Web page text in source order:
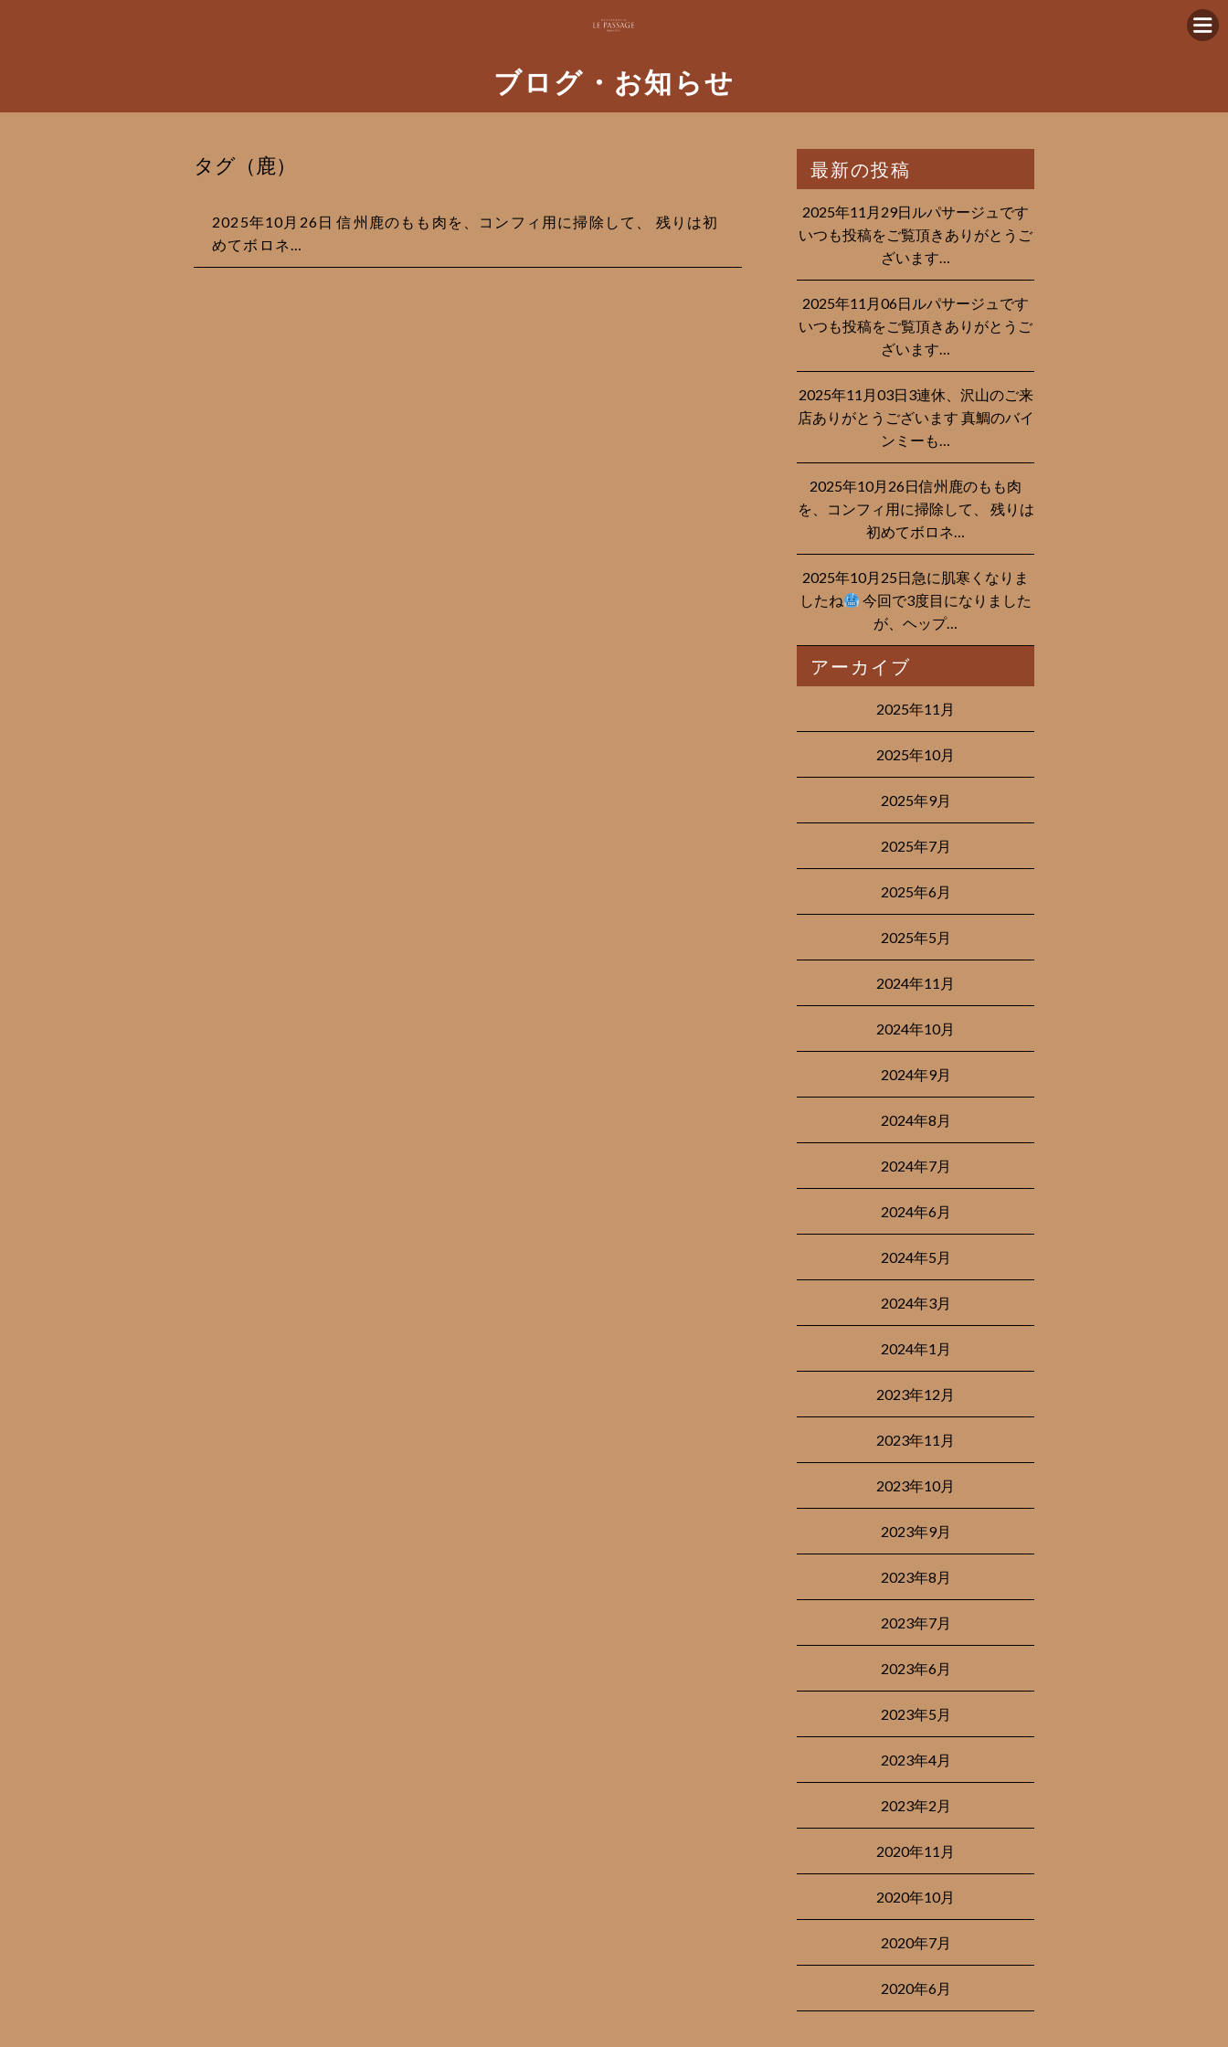
ブログ・お知らせ
タグ（鹿）
2025年10月26日 信州鹿のもも肉を、コンフィ用に掃除して、 残りは初
めてボロネ…
最新の投稿
2025年11月29日ルパサージュです︎
いつも投稿をご覧頂きありがとうご
ざいます…
2025年11月06日ルパサージュです︎
いつも投稿をご覧頂きありがとうご
ざいます…
2025年11月03日3連休、沢山のご来
店ありがとうございます 真鯛のバイ
ンミーも…
2025年10月26日信州鹿のもも肉
を、コンフィ用に掃除して、 残りは
初めてボロネ…
2025年10月25日急に肌寒くなりま
したね
今回で3度目になりました
が、ヘップ…
アーカイブ
2025年11月
2025年10月
2025年9月
2025年7月
2025年6月
2025年5月
2024年11月
2024年10月
2024年9月
2024年8月
2024年7月
2024年6月
2024年5月
2024年3月
2024年1月
2023年12月
2023年11月
2023年10月
2023年9月
2023年8月
2023年7月
2023年6月
2023年5月
2023年4月
2023年2月
2020年11月
2020年10月
2020年7月
2020年6月